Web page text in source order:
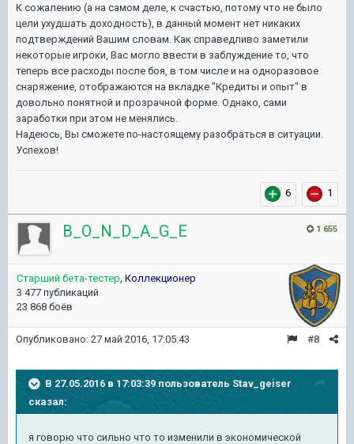
К сожалению (а на самом деле, к счастью, потому что не было
цели ухудшать доходность), в данный момент нет никаких
подтверждений Вашим словам. Как справедливо заметили
некоторые игроки, Вас могло ввести в заблуждение то, что
теперь все расходы после боя, в том числе и на одноразовое
снаряжение, отображаются на вкладке "Кредиты и опыт" в
довольно понятной и прозрачной форме. Однако, сами
заработки при этом не менялись.
Надеюсь, Вы сможете по-настоящему разобраться в ситуации.
Успехов!
6 1
1 655
B_O_N_D_A_G_E
Старший бета-тестер Коллекционер
3 477 публикаций
23 868 боёв
#8
Опубликовано: 27 май 2016, 17:05:43
В 27.05.2016 в 17:03:39 пользователь Stav_geiser
сказал:
я говорю что сильно что то изменили в экономической